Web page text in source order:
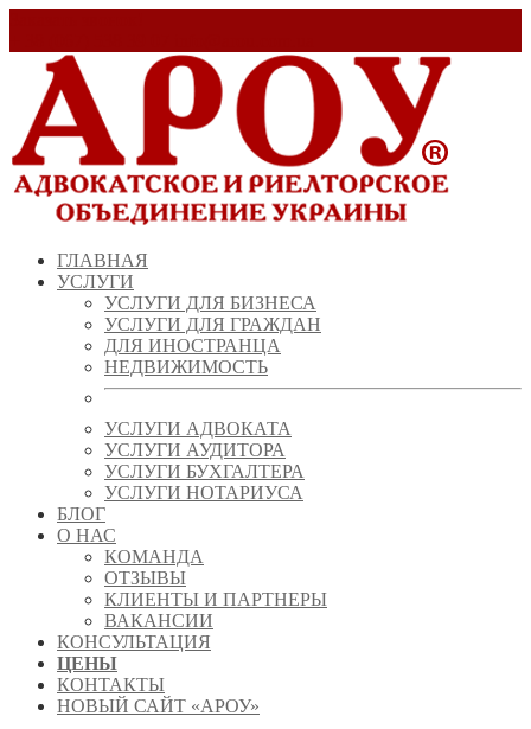
ГЛАВНАЯ
УСЛУГИ
УСЛУГИ ДЛЯ БИЗНЕСА
УСЛУГИ ДЛЯ ГРАЖДАН
ДЛЯ ИНОСТРАНЦА
НЕДВИЖИМОСТЬ
УСЛУГИ АДВОКАТА
УСЛУГИ АУДИТОРА
УСЛУГИ БУХГАЛТЕРА
УСЛУГИ НОТАРИУСА
БЛОГ
О НАС
КОМАНДА
ОТЗЫВЫ
КЛИЕНТЫ И ПАРТНЕРЫ
ВАКАНСИИ
КОНСУЛЬТАЦИЯ
ЦЕНЫ
КОНТАКТЫ
НОВЫЙ САЙТ «АРОУ»